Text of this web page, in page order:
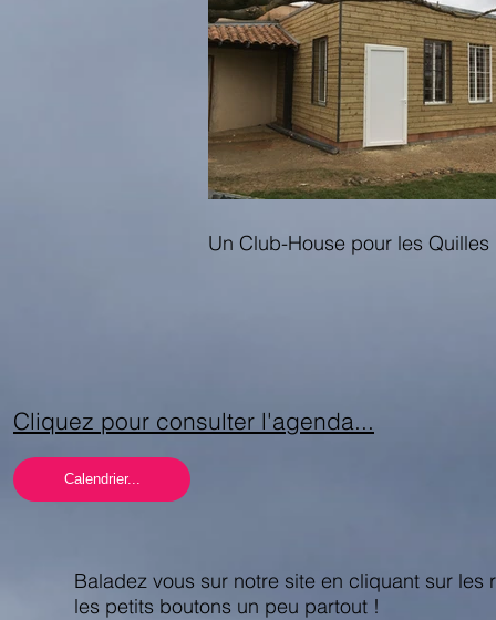
Un Club-House pour les Quilles
Cliquez pour consulter l'agenda...
Calendrier...
Baladez vous sur notre site en cliquant sur
les petits boutons un peu partout !